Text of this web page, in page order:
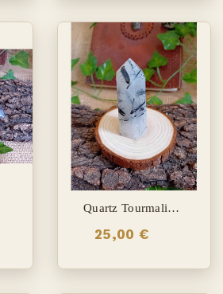
Quartz Tourmaline, Pointe
25,00 €